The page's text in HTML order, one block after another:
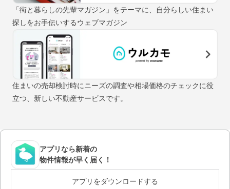
「街と暮らしの先輩マガジン」をテーマに、自分らしい住まい
探しをお手伝いするウェブマガジン
住まいの売却検討時にニーズの調査や相場価格のチェックに役
立つ、新しい不動産サービスです。
アプリなら新着の
物件情報が早く届く！
アプリをダウンロードする